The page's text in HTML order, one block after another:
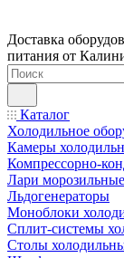
Доставка
питания от
Каталог
Холодильное
Камеры
Компрессорно-
Лари морозильные
Льдогенераторы
Моноблоки
Сплит-системы
Столы